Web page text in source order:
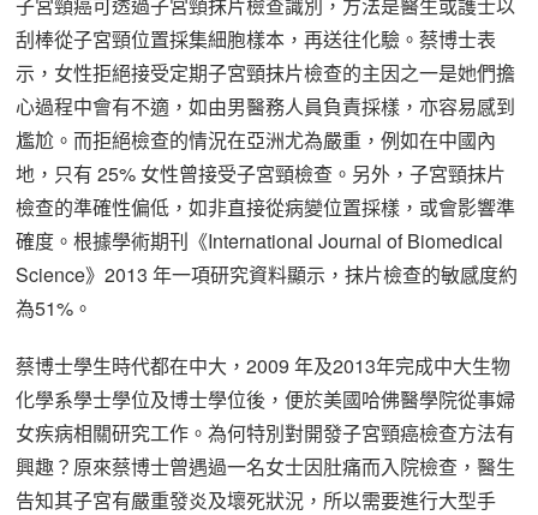
刮棒從子宮頸位置採集細胞樣本，再送往化驗。蔡博士表
示，女性拒絕接受定期子宮頸抹片檢查的主因之一是她們擔
心過程中會有不適，如由男醫務人員負責採樣，亦容易感到
尷尬。而拒絕檢查的情況在亞洲尤為嚴重，例如在中國內
地，只有 25% 女性曾接受子宮頸檢查。另外，子宮頸抹片
檢查的準確性偏低，如非直接從病變位置採樣，或會影響準
確度。根據學術期刊《International Journal of Biomedical
Science》2013 年一項研究資料顯示，抹片檢查的敏感度約
為51%。
蔡博士學生時代都在中大，2009 年及2013年完成中大生物
化學系學士學位及博士學位後，便於美國哈佛醫學院從事婦
女疾病相關研究工作。為何特別對開發子宮頸癌檢查方法有
興趣？原來蔡博士曾遇過一名女士因肚痛而入院檢查，醫生
告知其子宮有嚴重發炎及壞死狀況，所以需要進行大型手